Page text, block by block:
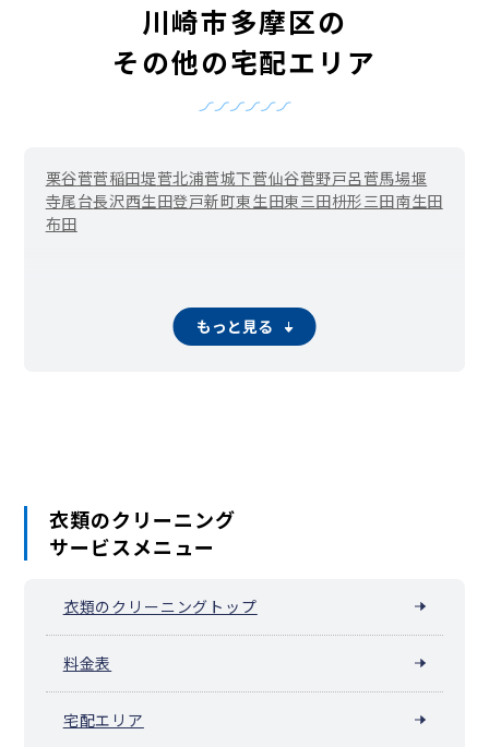
川崎市多摩区の
その他の宅配エリア
栗谷菅菅稲田堤菅北浦菅城下菅仙谷菅野戸呂菅馬場堰
寺尾台長沢西生田登戸新町東生田東三田枡形三田南生田
布田
もっと見る
衣類のクリーニング
サービスメニュー
衣類のクリーニングトップ
料金表
宅配エリア